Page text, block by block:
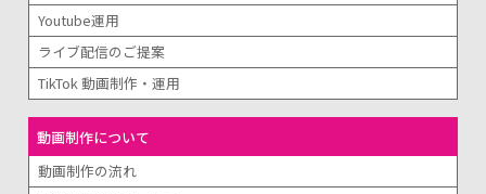
Youtube運用
ライブ配信のご提案
TikTok 動画制作・運用
動画制作について
動画制作の流れ